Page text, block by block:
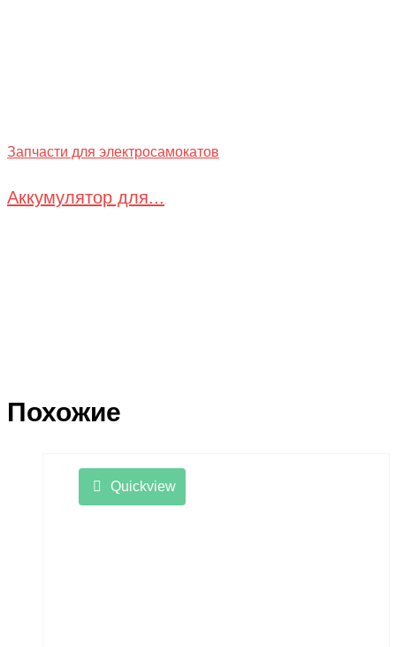
Запчасти для электросамокатов
Аккумулятор для...
Похожие
Quickview